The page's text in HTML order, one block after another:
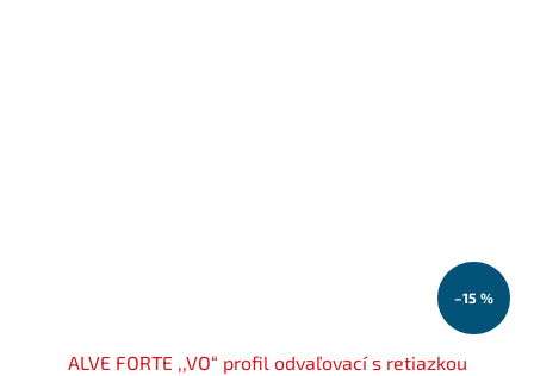
–15 %
ALVE FORTE ,,VO“ profil odvaľovací s retiazkou